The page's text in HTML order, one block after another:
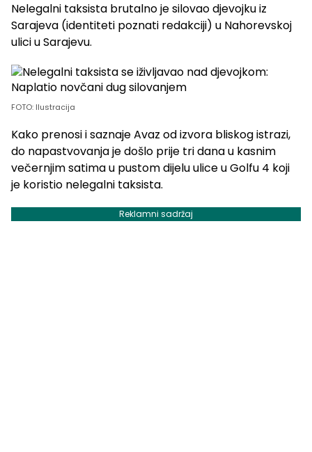
Nelegalni taksista brutalno je silovao djevojku iz
Sarajeva (identiteti poznati redakciji) u Nahorevskoj
ulici u Sarajevu.
FOTO: Ilustracija
Kako prenosi i saznaje Avaz od izvora bliskog istrazi,
do napastvovanja je došlo prije tri dana u kasnim
večernjim satima u pustom dijelu ulice u Golfu 4 koji
je koristio nelegalni taksista.
Reklamni sadržaj